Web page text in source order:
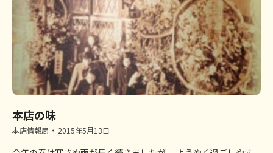
本店の味
本店情報局 2015年5月13日